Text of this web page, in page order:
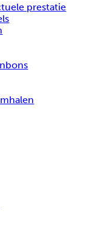
prestatie